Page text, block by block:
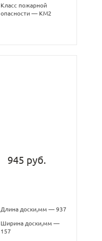
Класс пожарной
опасности — КМ2
945 руб.
Длина доски,мм — 937
Ширина доски,мм —
157